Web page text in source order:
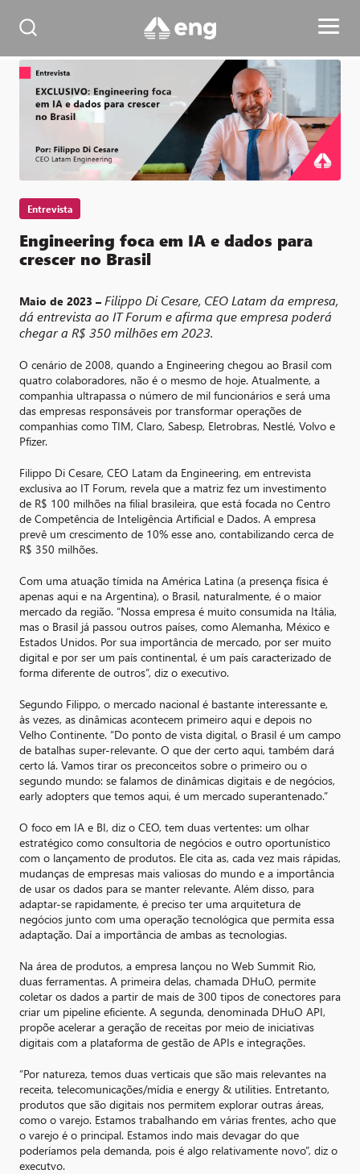
Entrevista
Engineering foca em IA e dados para
crescer no Brasil
Maio de 2023 – Filippo Di Cesare, CEO Latam da empresa,
dá entrevista ao IT Forum e afirma que empresa poderá
chegar a R$ 350 milhões em 2023.
O cenário de 2008, quando a Engineering chegou ao Brasil com
quatro colaboradores, não é o mesmo de hoje. Atualmente, a
companhia ultrapassa o número de mil funcionários e será uma
das empresas responsáveis por transformar operações de
companhias como TIM, Claro, Sabesp, Eletrobras, Nestlé, Volvo e
Pfizer.
Filippo Di Cesare, CEO Latam da Engineering, em entrevista
exclusiva ao IT Forum, revela que a matriz fez um investimento
de R$ 100 milhões na filial brasileira, que está focada no Centro
de Competência de Inteligência Artificial e Dados. A empresa
prevê um crescimento de 10% esse ano, contabilizando cerca de
R$ 350 milhões.
Com uma atuação tímida na América Latina (a presença física é
apenas aqui e na Argentina), o Brasil, naturalmente, é o maior
mercado da região. “Nossa empresa é muito consumida na Itália,
mas o Brasil já passou outros países, como Alemanha, México e
Estados Unidos. Por sua importância de mercado, por ser muito
digital e por ser um país continental, é um país caracterizado de
forma diferente de outros”, diz o executivo.
Segundo Filippo, o mercado nacional é bastante interessante e,
às vezes, as dinâmicas acontecem primeiro aqui e depois no
Velho Continente. “Do ponto de vista digital, o Brasil é um campo
de batalhas super-relevante. O que der certo aqui, também dará
certo lá. Vamos tirar os preconceitos sobre o primeiro ou o
segundo mundo: se falamos de dinâmicas digitais e de negócios,
early adopters que temos aqui, é um mercado superantenado.”
O foco em IA e BI, diz o CEO, tem duas vertentes: um olhar
estratégico como consultoria de negócios e outro oportunístico
com o lançamento de produtos. Ele cita as, cada vez mais rápidas,
mudanças de empresas mais valiosas do mundo e a importância
de usar os dados para se manter relevante. Além disso, para
adaptar-se rapidamente, é preciso ter uma arquitetura de
negócios junto com uma operação tecnológica que permita essa
adaptação. Daí a importância de ambas as tecnologias.
Na área de produtos, a empresa lançou no Web Summit Rio,
duas ferramentas. A primeira delas, chamada DHuO, permite
coletar os dados a partir de mais de 300 tipos de conectores para
criar um pipeline eficiente. A segunda, denominada DHuO API,
propõe acelerar a geração de receitas por meio de iniciativas
digitais com a plataforma de gestão de APIs e integrações.
“Por natureza, temos duas verticais que são mais relevantes na
receita, telecomunicações/mídia e energy & utilities. Entretanto,
produtos que são digitais nos permitem explorar outras áreas,
como o varejo. Estamos trabalhando em várias frentes, acho que
o varejo é o principal. Estamos indo mais devagar do que
poderíamos pela demanda, pois é algo relativamente novo”, diz o
executvo.